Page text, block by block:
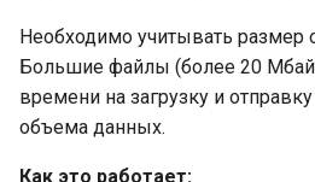
Необходимо учитывать размер
Большие файлы (более 20
времени на загрузку и
объема данных.
Как это работает: